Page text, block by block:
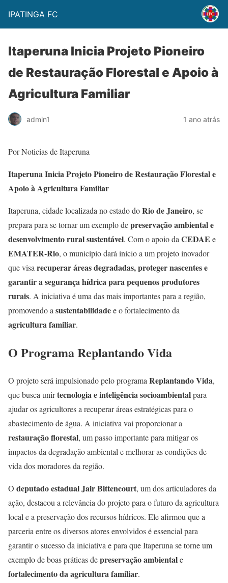
IPATINGA FC
Itaperuna Inicia Projeto Pioneiro
de Restauração Florestal e Apoio à
Agricultura Familiar
admin1 1 ano atrás
Por Noticias de Itaperuna
Itaperuna Inicia Projeto Pioneiro de Restauração Florestal e
Apoio à Agricultura Familiar
Itaperuna, cidade localizada no estado doRio de Janeiro, se
prepara para se tornar um exemplo depreservação ambiental e
desenvolvimento rural sustentável. Com o apoio da CEDAE e
EMATER-Rio, o município dará início a um projeto inovador
que visa recuperar áreas degradadas, proteger nascentes e
garantir a segurança hídrica para pequenos produtores
rurais. A iniciativa é uma das mais importantes para a região,
promovendo a sustentabilidadee o fortalecimento da
agricultura familiar.
O Programa Replantando Vida
O projeto será impulsionado pelo programa Replantando Vida,
que busca unirtecnologia e inteligência socioambientalpara
ajudar os agricultores a recuperar áreas estratégicas para o
abastecimento de água. A iniciativa vai proporcionar a
restauração florestal, um passo importante para mitigar os
impactos da degradação ambiental e melhorar as condições de
vida dos moradores da região.
O deputado estadual Jair Bittencourt, um dos articuladores da
ação, destacou a relevância do projeto para o futuro da agricultura
local e a preservação dos recursos hídricos. Ele afirmou que a
parceria entre os diversos atores envolvidos é essencial para
garantir o sucesso da iniciativa e para que Itaperuna se torne um
exemplo de boas práticas depreservação ambientale
fortalecimento da agricultura familiar.